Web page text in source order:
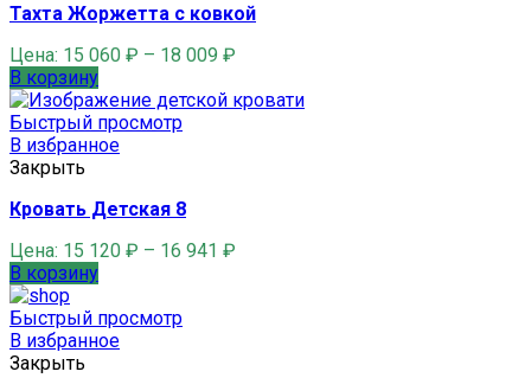
Тахта Жоржетта с ковкой
Цена: 15 060 ₽ – 18 009 ₽
В корзину
Быстрый просмотр
В избранное
Закрыть
Кровать Детская 8
Цена: 15 120 ₽ – 16 941 ₽
В корзину
Быстрый просмотр
В избранное
Закрыть